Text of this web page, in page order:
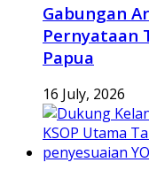
Gabungan
Pernyataan
Papua
16 July, 2026